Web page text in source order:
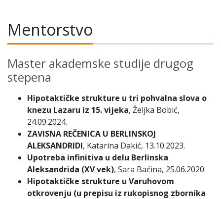
Mentorstvo
Master akademske studije drugog
stepena
Hipotaktičke strukture u tri pohvalna slova o
knezu Lazaru iz 15. vijeka, Željka Bobić,
24.09.2024.
ZAVISNA REČENICA U BERLINSKOJ
ALEKSANDRIDI, Katarina Dakić, 13.10.2023.
Upotreba infinitiva u delu Berlinska
Aleksandrida (XV vek), Sara Baćina, 25.06.2020.
Hipotaktičke strukture u Varuhovom
otkrovenju (u prepisu iz rukopisnog zbornika